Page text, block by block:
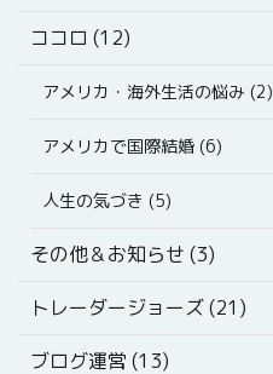
ココロ (12)
アメリカ・海外生活の悩み (2)
アメリカで国際結婚 (6)
人生の気づき (5)
その他＆お知らせ (3)
トレーダージョーズ (21)
ブログ運営 (13)